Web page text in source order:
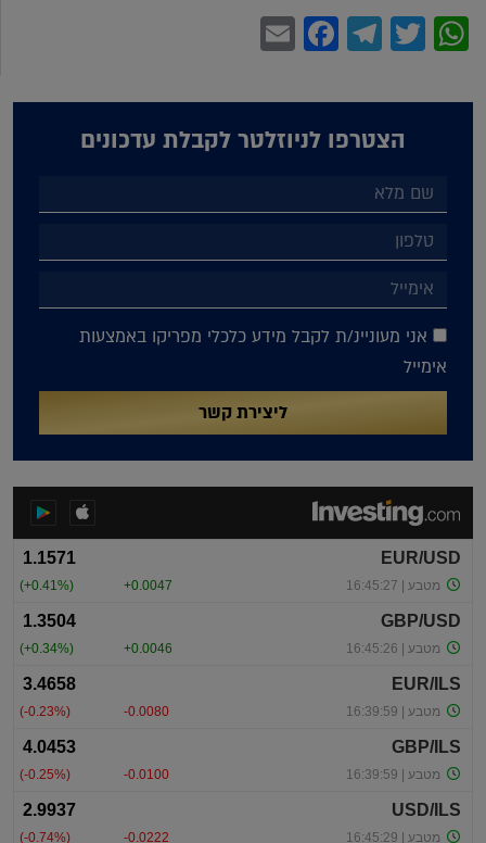
WhatsApp
Twitter
Telegram
Facebook
הצטרפו לניוזלטר לקבלת עדכונים
אני מעוניינ/ת לקבל מידע כלכלי מפריקו באמצעות
אימייל
ליצירת קשר